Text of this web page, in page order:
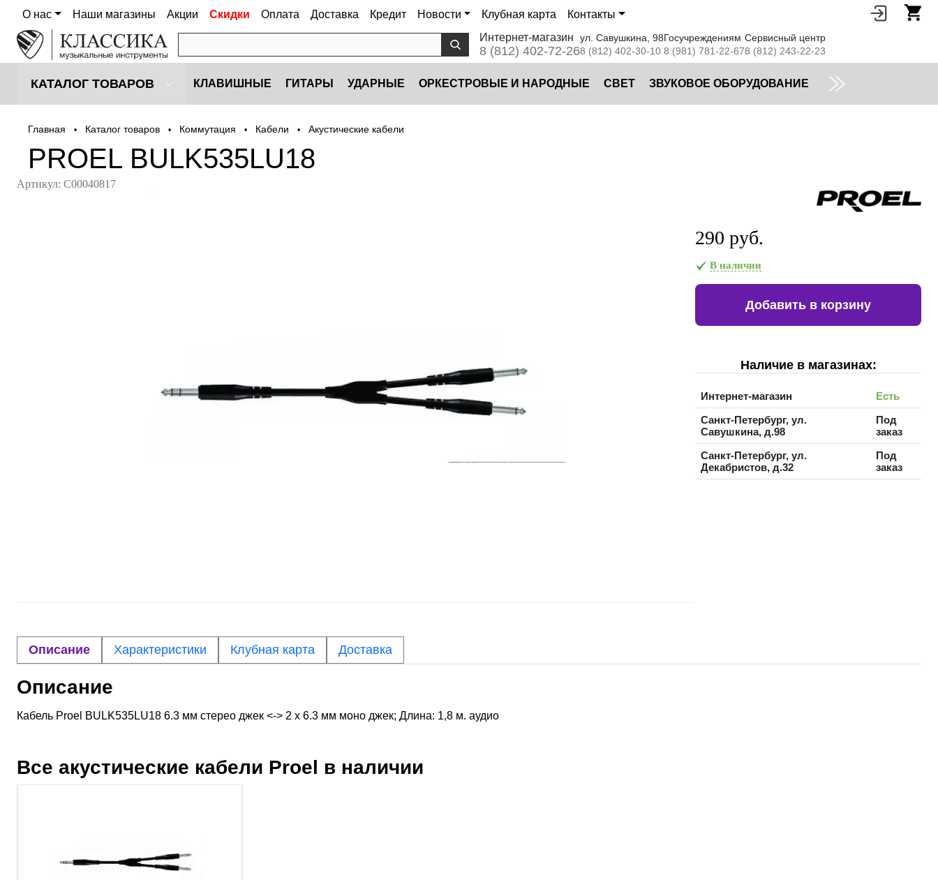
О нас Наши магазины Акции Скидки Оплата Доставка Кредит Новости Клубная карта
Контакты
Интернет-магазин
8 (812) 402-72-26
ул. Савушкина, 98
8 (812) 402-30-10
Госучреждениям
8 (981) 781-22-67
Сервисный центр
8 (812) 243-22-23
КАТАЛОГ ТОВАРОВ КЛАВИШНЫЕ ГИТАРЫ УДАРНЫЕ ОРКЕСТРОВЫЕ И НАРОДНЫЕ CВЕТ ЗВУКОВОЕ ОБОРУДОВАНИЕ
Главная • Каталог товаров • Коммутация • Кабели • Акустические кабели
PROEL BULK535LU18
Артикул: С00040817
290 руб.
В наличии
Добавить в корзину
Наличие в магазинах:
Интернет-магазин
Есть
Санкт-Петербург, ул.
Савушкина, д.98
Под
заказ
Санкт-Петербург, ул.
Декабристов, д.32
Под
заказ
Описание Характеристики Клубная карта Доставка
Описание
Кабель Proel BULK535LU18 6.3 мм стерео джек <-> 2 х 6.3 мм моно джек; Длина: 1,8 м. аудио
Все акустические кабели Proel в наличии